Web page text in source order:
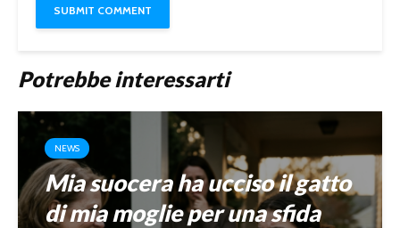
Potrebbe interessarti
NEWS
Mia suocera ha ucciso il gatto
di mia moglie per una sfida